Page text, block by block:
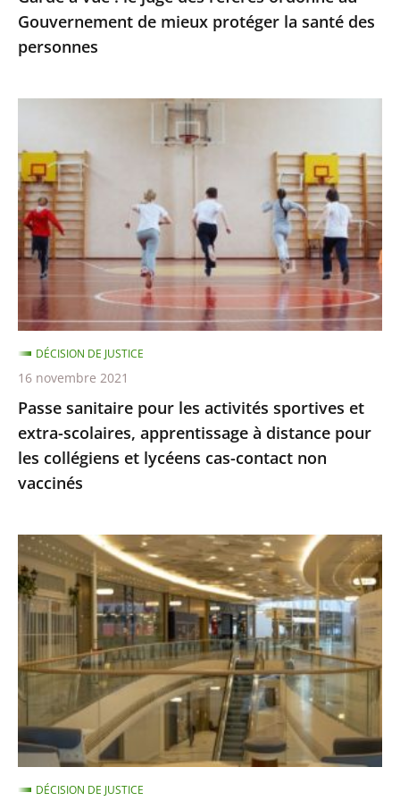
protéger
la
des
Gouvernement de mieux protéger la santé des
personnes
pour
les
activités
sportives
et
extra-
scolaires,
apprentissage
à
distance
pour
les
collégiens
et
cas-
contact
non
vaccinés
Passe sanitaire pour les activités sportives et
extra-scolaires, apprentissage à distance pour
les collégiens et lycéens cas-contact non
vaccinés
DÉCISION DE JUSTICE
16 novembre 2021
Centres
commerciaux
des
Alpes-
Maritimes
:
le
Conseil
d'État
ne
suspend
DÉCISION DE JUSTICE